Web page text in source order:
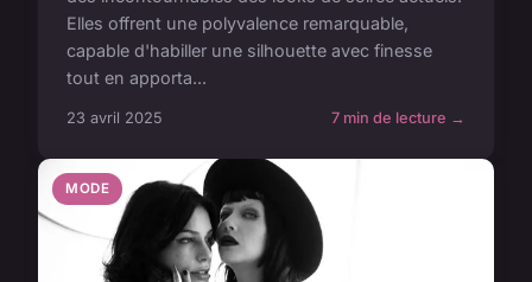
Elles offrent une polyvalence remarquable,
capable d'habiller une silhouette avec finesse
tout en apporta...
23 avril 2025 7 min de lecture →
MODE